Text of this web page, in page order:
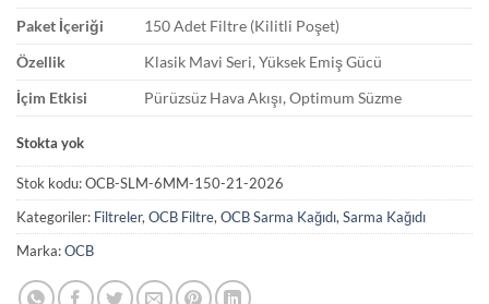
Paket İçeriği
150 Adet Filtre (Kilitli Poşet)
Özellik
Klasik Mavi Seri, Yüksek Emiş Gücü
İçim Etkisi
Pürüzsüz Hava Akışı, Optimum Süzme
Stokta yok
Stok kodu:OCB-SLM-6MM-150-21-2026
Kategoriler: Filtreler, OCB Filtre, OCB Sarma Kağıdı, Sarma Kağıdı
Marka:OCB